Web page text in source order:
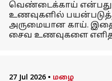
வெண்டைக்காய் என்பது
உணவுகளில்
அருமையான காய்.
சைவ உணவுகளை
27 Jul 2026 • மழை